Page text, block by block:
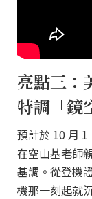
亮點三：
特調「鏡
預計於 10 月 1
在空山基老師
基調。從登機
機那一刻起就